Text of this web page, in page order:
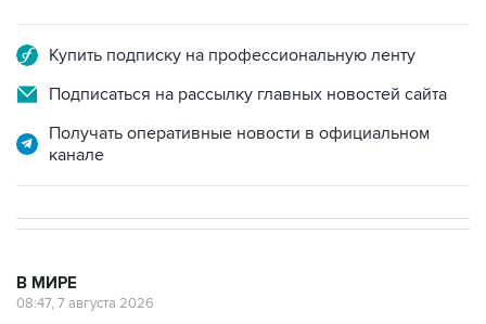
Купить подписку на профессиональную ленту
Подписаться на рассылку главных новостей сайта
Получать оперативные новости в официальном
канале
В МИРЕ
08:47, 7 августа 2026